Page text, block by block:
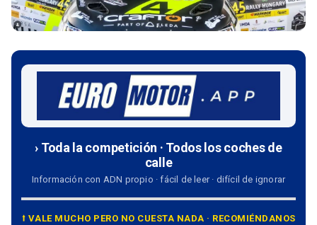
› Toda la competición · Todos los coches de
calle
Información con ADN propio · fácil de leer · difícil de ignorar
⭡ VALE MUCHO PERO NO CUESTA NADA · RECOMIÉNDANOS